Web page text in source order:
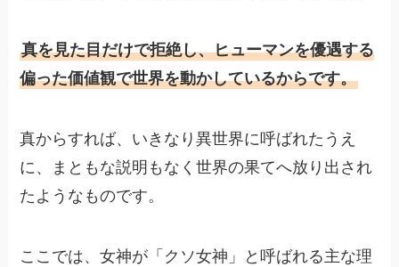
真を見た目だけで拒絶し、ヒューマンを優遇する
偏った価値観で世界を動かしているからです。
真からすれば、いきなり異世界に呼ばれたうえ
に、まともな説明もなく世界の果てへ放り出され
たようなものです。
ここでは、女神が「クソ女神」と呼ばれる主な理